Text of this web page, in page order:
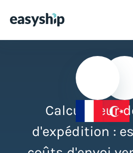
Calculateur
d'expédition :